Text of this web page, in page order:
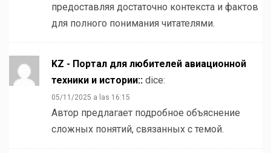
предоставляя достаточно контекста и фактов
для полного понимания читателями.
KZ - Портал для любителей авиационной
техники и истории:: dice:
05/11/2025 a las 16:15
Автор предлагает подробное объяснение
сложных понятий, связанных с темой.